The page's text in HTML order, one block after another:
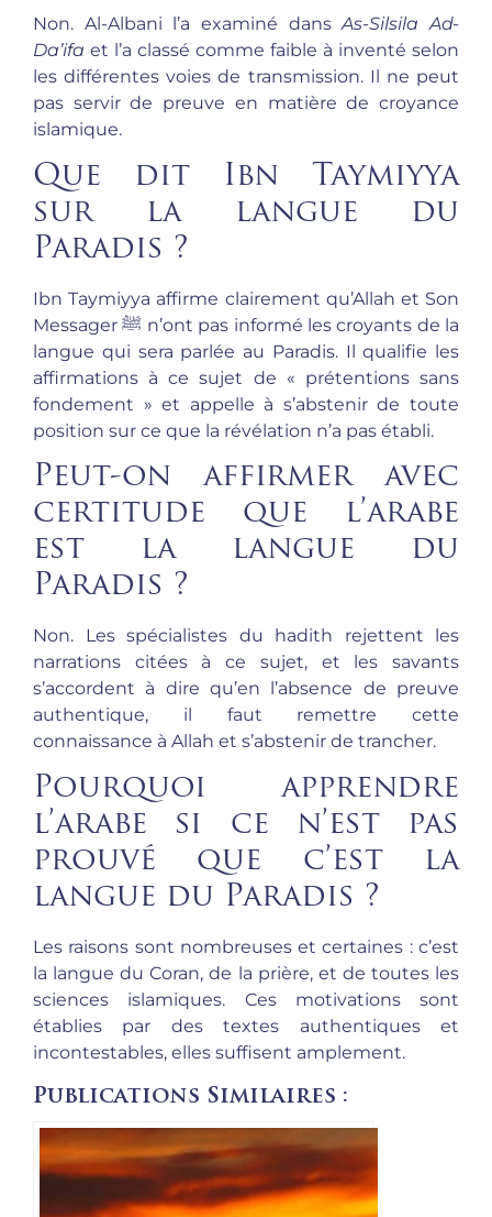
Non. Al-Albani l’a examiné dansAs-Silsila Ad-
Da’ifa et l’a classé comme faible à inventé selon
les différentes voies de transmission. Il ne peut
pas servir de preuve en matière de croyance
islamique.
Que dit Ibn Taymiyya
sur la langue du
Paradis ?
Ibn Taymiyya affirme clairement qu’Allah et Son
Messager ﷺ n’ont pas informé les croyants de la
langue qui sera parlée au Paradis. Il qualifie les
affirmations à ce sujet de « prétentions sans
fondement » et appelle à s’abstenir de toute
position sur ce que la révélation n’a pas établi.
Peut-on affirmer avec
certitude que l’arabe
est la langue du
Paradis ?
Non. Les spécialistes du hadith rejettent les
narrations citées à ce sujet, et les savants
s’accordent à dire qu’en l’absence de preuve
authentique, il faut remettre cette
connaissance à Allah et s’abstenir de trancher.
Pourquoi apprendre
l’arabe si ce n’est pas
prouvé que c’est la
langue du Paradis ?
Les raisons sont nombreuses et certaines : c’est
la langue du Coran, de la prière, et de toutes les
sciences islamiques. Ces motivations sont
établies par des textes authentiques et
incontestables, elles suffisent amplement.
Publications Similaires :